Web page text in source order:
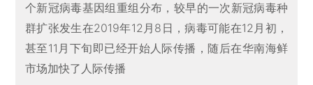
个新冠病毒基因组重组分布，较早的一次新冠病毒种
群扩张发生在2019年12月8日，病毒可能在12月初，
甚至11月下旬即已经开始人际传播，随后在华南海鲜
市场加快了人际传播